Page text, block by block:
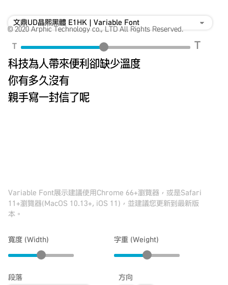
© 2020 Arphic Technology co., LTD All Rights Reserved.
T T
科技為人帶來便利卻缺少溫度
你有多久沒有
親手寫一封信了呢
Variable Font展示建議使用Chrome 66+瀏覽器，或是Safari
11+瀏覽器(MacOS 10.13+, iOS 11)，並建議您更新到最新版
本。
寬度 (Width) 字重 (Weight)
段落 方向